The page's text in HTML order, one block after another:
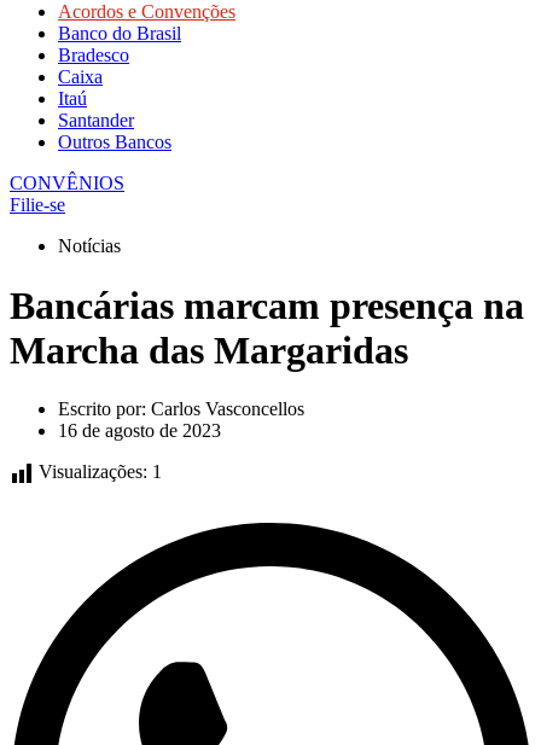
Acordos e Convenções
Banco do Brasil
Bradesco
Caixa
Itaú
Santander
Outros Bancos
CONVÊNIOS
Filie-se
Notícias
Bancárias marcam presença na
Marcha das Margaridas
Escrito por: Carlos Vasconcellos
16 de agosto de 2023
Visualizações: 1